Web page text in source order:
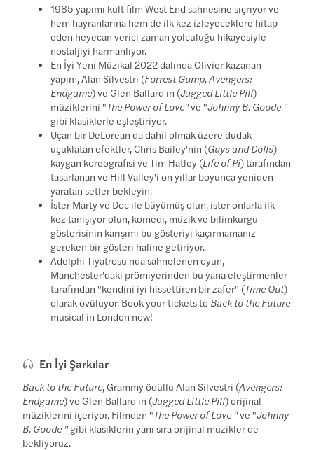
1985 yapımı kült film West End sahnesine sıçrıyor ve
hem hayranlarına hem de ilk kez izleyeceklere hitap
eden heyecan verici zaman yolculuğu hikayesiyle
nostaljiyi harmanlıyor.
En İyi Yeni Müzikal 2022 dalında Olivier kazanan
yapım, Alan Silvestri (Forrest Gump, Avengers:
Endgame) ve Glen Ballard'ın (Jagged Little Pill)
müziklerini "The Power of Love"ve "Johnny B. Goode "
gibi klasiklerle eşleştiriyor.
Uçan bir DeLorean da dahil olmak üzere dudak
uçuklatan efektler, Chris Bailey'nin (Guys and Dolls)
kaygan koreografisi ve Tim Hatley (Life of Pi) tarafından
tasarlanan ve Hill Valley'i on yıllar boyunca yeniden
yaratan setler bekleyin.
İster Marty ve Doc ile büyümüş olun, ister onlarla ilk
kez tanışıyor olun, komedi, müzik ve bilimkurgu
gösterisinin karışımı bu gösteriyi kaçırmamanız
gereken bir gösteri haline getiriyor.
Adelphi Tiyatrosu'nda sahnelenen oyun,
Manchester'daki prömiyerinden bu yana eleştirmenler
tarafından "kendini iyi hissettiren bir zafer" (Time Out)
olarak övülüyor. Book your tickets to Back to the Future
musical in London now!
En İyi Şarkılar
Back to the Future, Grammy ödüllü Alan Silvestri (Avengers:
Endgame) ve Glen Ballard'ın (Jagged Little Pill) orijinal
müziklerini içeriyor. Filmden "The Power of Love "ve "Johnny
B. Goode "gibi klasiklerin yanı sıra orijinal müzikler de
bekliyoruz.